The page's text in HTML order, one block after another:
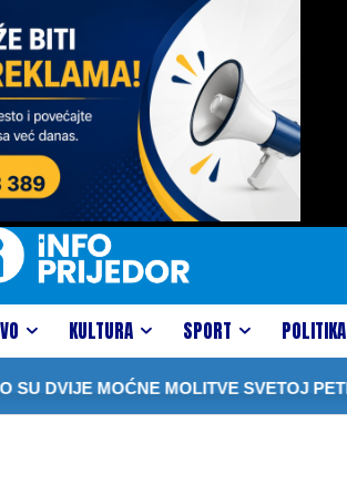
KULTURA SPORT POLITIKA
DVIJE MOĆNE MOLITVE SVETOJ PETKI